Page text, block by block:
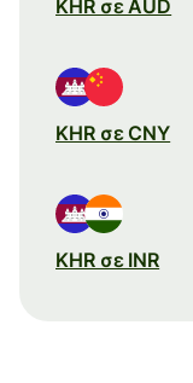
KHR σε AUD
KHR σε CNY
KHR σε INR